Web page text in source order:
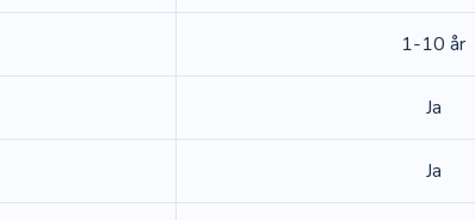
1-10 år
Ja
Ja